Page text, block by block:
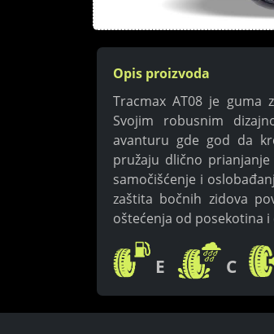
Opis proizvoda
Tracmax AT08 je guma
Svojim robusnim
avanturu gde god da
pružaju dlično
samočišćenje i
zaštita bočnih zidova
oštećenja od posekotina
E C